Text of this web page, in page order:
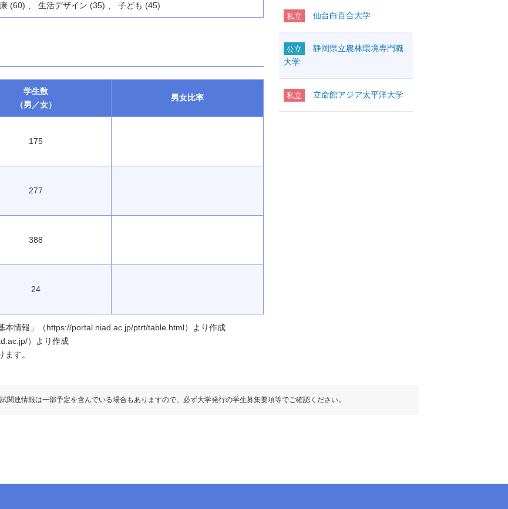
(60) 、 生活デザイン (35) 、 子ども (45)
学生数
（男／女）
男女比率
175
277
388
24
本情報」（https://portal.niad.ac.jp/ptrt/table.html）より作成
）より作成
す。
私立 仙台白百合大学
公立
静岡県立農林環境専門職
大学
私立 立命館アジア太平洋大学
連情報は一部予定を含んでいる場合もありますので、必ず大学発行の学生募集要項等でご確認ください。